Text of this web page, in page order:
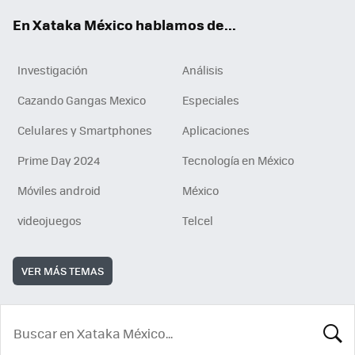
En Xataka México hablamos de...
Investigación
Análisis
Cazando Gangas Mexico
Especiales
Celulares y Smartphones
Aplicaciones
Prime Day 2024
Tecnología en México
Móviles android
México
videojuegos
Telcel
VER MÁS TEMAS